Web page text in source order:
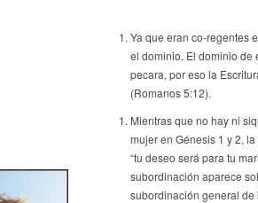
Ya que eran co-regentes
el dominio. El dominio de
pecara, por eso la
(Romanos 5:12).
Mientras que no hay ni
mujer en Génesis 1 y 2,
“tu deseo será para tu
subordinación aparece
subordinación general de